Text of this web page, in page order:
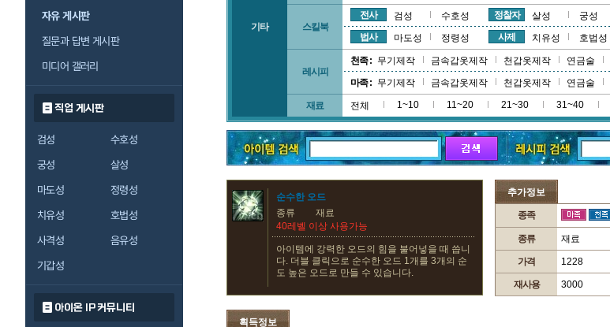
자유 게시판
질문과 답변 게시판
미디어 갤러리
직업 게시판
검성
수호성
궁성
살성
마도성
정령성
치유성
호법성
사격성
음유성
기갑성
아이온 IP 커뮤니티
기타 스킬북
전사 검성 수호성 정찰자 살성
궁성
법사
마도성 정령성 사제 치유성 호법성
레시피
천족 : 무기제작 금속갑옷제작 천갑옷제작 연금술
마족 : 무기제작 금속갑옷제작 천갑옷제작 연금술
재료 전체 1~10 11~20 21~30 31~40
순수한 오드
종류
재료
40레벨 이상 사용가능
아이템에 강력한 오드의 힘을 불어넣을 때 씁니
다. 더블 클릭으로 순수한 오드 1개를 3개의 순
도 높은 오드로 만들 수 있습니다.
추가정보
종족
종류 재료
가격 1228
재사용 3000
획득정보